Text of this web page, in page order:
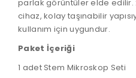
parlak görüntüler elde edilir.
cihaz, kolay taşınabilir
kullanım için uygundur.
Paket İçeriği
1 adet Stem Mikroskop Seti